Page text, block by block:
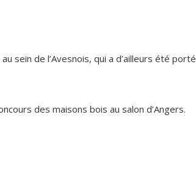
sein de l’Avesnois, qui a d’ailleurs été porté
des maisons bois au salon d’Angers.